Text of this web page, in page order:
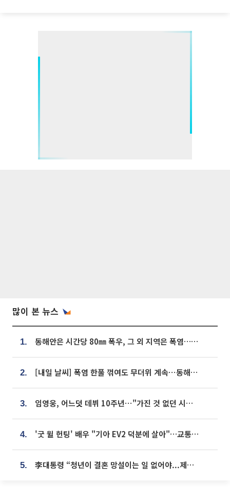
많이 본 뉴스
1. 동해안은 시간당 80㎜ 폭우, 그 외 지역은 폭염…‘극과 극 날씨’
2. [내일 날씨] 폭염 한풀 꺾여도 무더위 계속⋯동해안 이틀 연속 비
3. 임영웅, 어느덧 데뷔 10주년⋯"가진 것 없던 시절, 내 앞엔 20명의 팬뿐"
4. '굿 윌 헌팅' 배우 "기아 EV2 덕분에 살아"…교통사고 후 안전성 극찬
5. 李대통령 “청년이 결혼 망설이는 일 없어야...제도상 불이익 조사”